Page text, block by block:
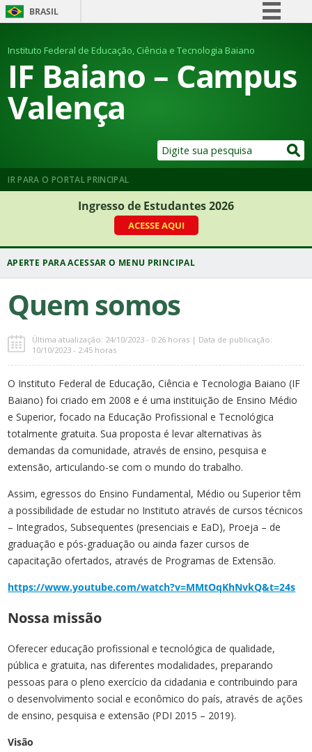
BRASIL
Comunica BR
Participe
Instituto Federal de Educação, Ciência e Tecnologia Baiano
IF Baiano – Campus
Valença
IR PARA O PORTAL PRINCIPAL
Ingresso de Estudantes 2026
ACESSE AQUI
Quem somos
Última atualização: 24/10/2023 - 0:26 horas | Data de publicação:
10/10/2023 - 2:45 horas
O Instituto Federal de Educação, Ciência e Tecnologia Baiano (IF
Baiano) foi criado em 2008 e é uma instituição de Ensino Médio
e Superior, focado na Educação Profissional e Tecnológica
totalmente gratuita. Sua proposta é levar alternativas às
demandas da comunidade, através de ensino, pesquisa e
extensão, articulando-se com o mundo do trabalho.
Assim, egressos do Ensino Fundamental, Médio ou Superior têm
a possibilidade de estudar no Instituto através de cursos técnicos
– Integrados, Subsequentes (presenciais e EaD), Proeja – de
graduação e pós-graduação ou ainda fazer cursos de
capacitação ofertados, através de Programas de Extensão.
https://www.youtube.com/watch?v=MMtOqKhNvkQ&t=24s
Nossa missão
Oferecer educação profissional e tecnológica de qualidade,
pública e gratuita, nas diferentes modalidades, preparando
pessoas para o pleno exercício da cidadania e contribuindo para
o desenvolvimento social e econômico do país, através de ações
de ensino, pesquisa e extensão (PDI 2015 – 2019).
Visão